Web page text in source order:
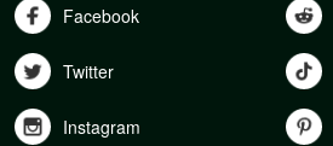
Facebook
Twitter
Instagram